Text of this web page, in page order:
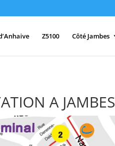
Z5100 Côté Jambes
A JAMBES